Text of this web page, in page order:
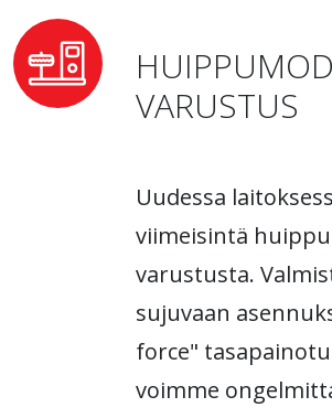
VARUSTUS
Uudessa
viimeisintä
varustusta.
sujuvaan
force"
voimme